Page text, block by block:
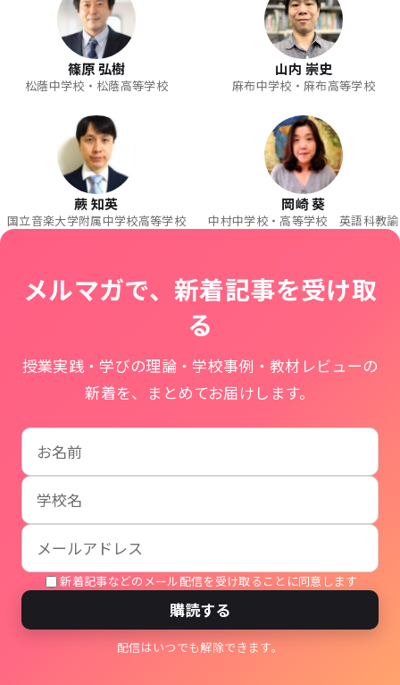
篠原 弘樹
松蔭中学校・松蔭高等学校
山内 崇史
麻布中学校・麻布高等学校
蕨 知英
国立音楽大学附属中学校高等学校
岡崎 葵
中村中学校・高等学校 英語科教諭
メルマガで、新着記事を受け取
る
授業実践・学びの理論・学校事例・教材レビューの
新着を、まとめてお届けします。
お名前
学校名
メールアドレス
新着記事などのメール配信を受け取ることに同意します
購読する
配信はいつでも解除できます。